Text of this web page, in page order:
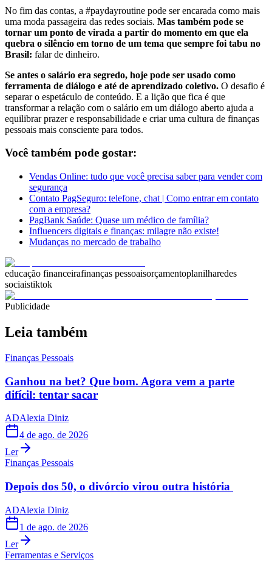
No fim das contas, a #paydayroutine pode ser encarada como mais
uma moda passageira das redes sociais. Mas também pode se
tornar um ponto de virada a partir do momento em que ela
quebra o silêncio em torno de um tema que sempre foi tabu no
Brasil: falar de dinheiro.
Se antes o salário era segredo, hoje pode ser usado como
ferramenta de diálogo e até de aprendizado coletivo. O desafio é
separar o espetáculo de conteúdo. E a lição que fica é que
transformar a relação com o salário em um diálogo aberto ajuda a
equilibrar prazer e responsabilidade e criar uma cultura de finanças
pessoais mais consciente para todos.
Você também pode gostar:
Vendas Online: tudo que você precisa saber para vender com
segurança
Contato PagSeguro: telefone, chat | Como entrar em contato
com a empresa?
PagBank Saúde: Quase um médico de família?
Influencers digitais e finanças: milagre não existe!
Mudanças no mercado de trabalho
educação financeirafinanças pessoaisorçamentoplanilharedes
sociaistiktok
Publicidade
Leia também
Finanças Pessoais
Ganhou na bet? Que bom. Agora vem a parte
difícil: tentar sacar
ADAlexia Diniz
4 de ago. de 2026
Ler
Finanças Pessoais
Depois dos 50, o divórcio virou outra história
ADAlexia Diniz
1 de ago. de 2026
Ler
Ferramentas e Serviços